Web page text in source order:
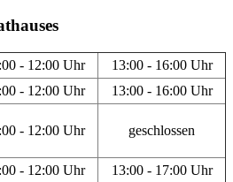
- 12:00 Uhr
13:00 - 16:00 Uhr
- 12:00 Uhr 13:00 - 16:00 Uhr
- 12:00 Uhr geschlossen
- 12:00 Uhr
13:00 - 17:00 Uhr